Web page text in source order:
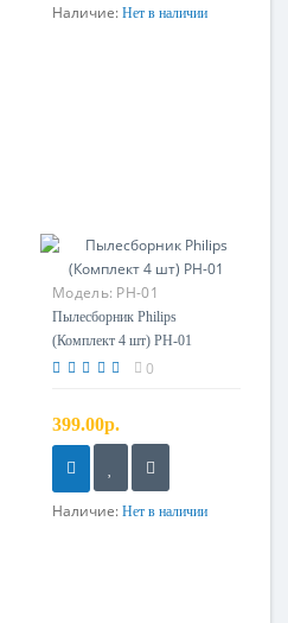
Наличие: Нет в наличии
Модель: PH-01
Пылесборник Philips
(Комплект 4 шт) PH-01
0
399.00р.
Наличие: Нет в наличии